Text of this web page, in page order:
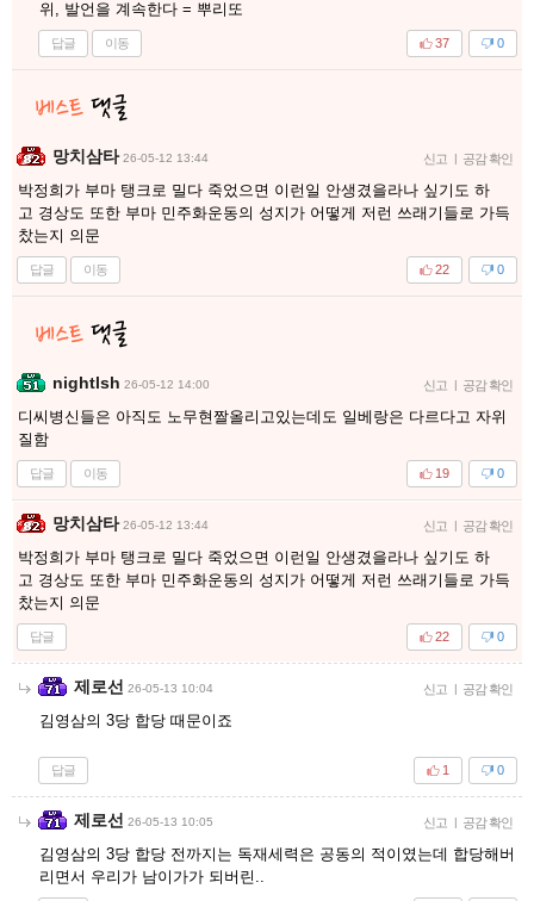
위, 발언을 계속한다 = 뿌리또
답글 이동 0
37
망치삼타 26-05-12 13:44 신고 | 공감 확인
박정희가 부마 탱크로 밀다 죽었으면 이런일 안생겼을라나 싶기도 하
고 경상도 또한 부마 민주화운동의 성지가 어떻게 저런 쓰래기들로 가득
찼는지 의문
답글 이동 0
22
nightlsh 26-05-12 14:00 신고 | 공감 확인
디씨병신들은 아직도 노무현짤올리고있는데도 일베랑은 다르다고 자위
질함
답글 이동 0
19
망치삼타 26-05-12 13:44 신고 | 공감 확인
박정희가 부마 탱크로 밀다 죽었으면 이런일 안생겼을라나 싶기도 하
고 경상도 또한 부마 민주화운동의 성지가 어떻게 저런 쓰래기들로 가득
찼는지 의문
답글 0
22
제로선 26-05-13 10:04 신고 | 공감 확인
김영삼의 3당 합당 때문이죠
답글 0
1
제로선 26-05-13 10:05 신고 | 공감 확인
김영삼의 3당 합당 전까지는 독재세력은 공동의 적이였는데 합당해버
리면서 우리가 남이가가 되버린..